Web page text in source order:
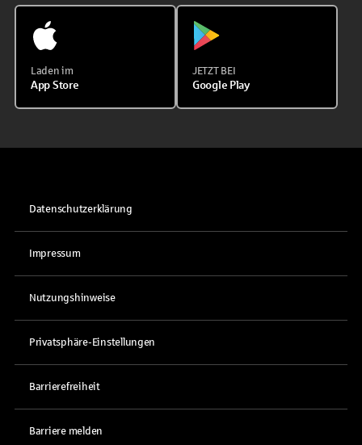
Laden im
App Store
JETZT BEI
Google Play
Datenschutzerklärung
Impressum
Nutzungshinweise
Privatsphäre-Einstellungen
Barrierefreiheit
Barriere melden